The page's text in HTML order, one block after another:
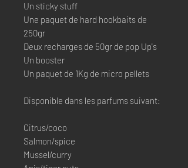
Un sticky stuff
Une paquet de hard hookbaits de
250gr
Deux recharges de 50gr de pop Up's
Un booster
Un paquet de 1Kg de micro pellets
Disponible dans les parfums suivant:
Citrus/coco
Salmon/spice
Mussel/curry